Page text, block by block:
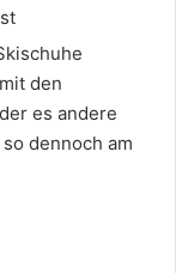
den
es andere
dennoch am